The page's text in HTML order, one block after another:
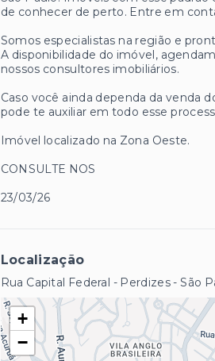
de conhecer de perto. Entre em
Somos especialistas na região e
A disponibilidade do imóvel,
nossos consultores imobiliários.
Caso você ainda dependa da venda
pode te auxiliar em todo esse
Imóvel localizado na Zona Oeste.
CONSULTE NOS
23/03/26
Localização
Rua Capital Federal - Perdizes - São
+
−